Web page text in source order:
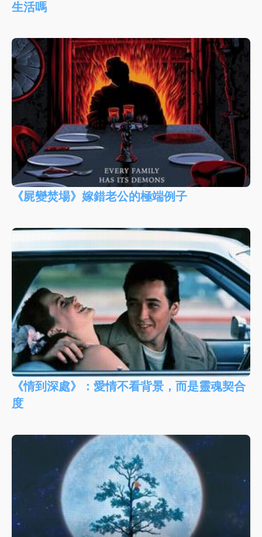
生活嗎
《屍變焚場》嫁錯老公的極端例子
《情到深處》：愛情不看背景，而是靈魂契合
度